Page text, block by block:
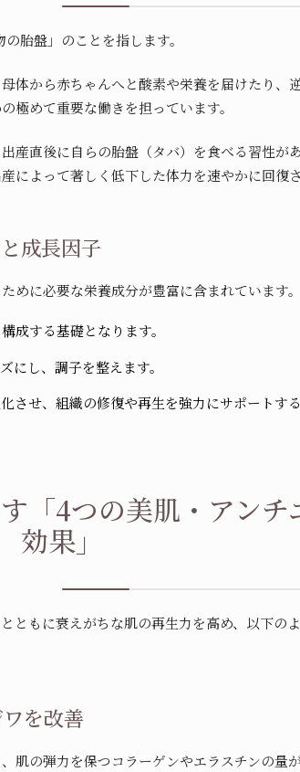
胎盤」のことを指します。
体から赤ちゃんへと酸素や栄養を届けたり、
極めて重要な働きを担っています。
産直後に自らの胎盤（タバ）を食べる習性が
によって著しく低下した体力を速やかに回復
成長因子
めに必要な栄養成分が豊富に含まれています
成する基礎となります。
にし、調子を整えます。
化させ、組織の修復や再生を強力にサポートす
「4つの美肌・アンチ
効果」
ともに衰えがちな肌の再生力を高め、以下の
を改善
肌の弾力を保つコラーゲンやエラスチンの量